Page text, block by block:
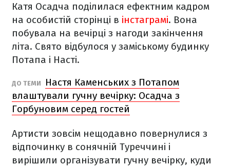
Катя Осадча поділилася ефектним кадром
на особистій сторінці в інстаграмі. Вона
побувала на вечірці з нагоди закінчення
літа. Свято відбулося у заміському будинку
Потапа і Насті.
ДО ТЕМИ
Настя Каменських з Потапом
влаштували гучну вечірку: Осадча з
Горбуновим серед гостей
Артисти зовсім нещодавно повернулися з
відпочинку в сонячній Туреччині і
вирішили організувати гучну вечірку, куди